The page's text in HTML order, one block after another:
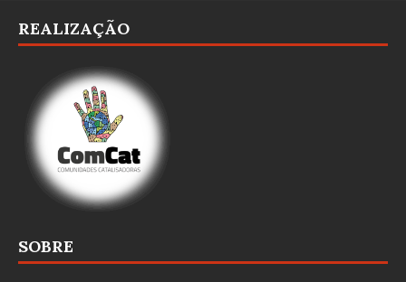
REALIZAÇÃO
SOBRE